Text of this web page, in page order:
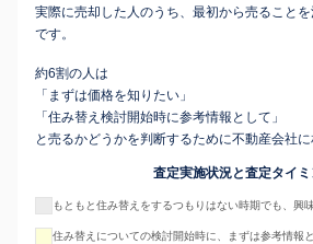
実際に売却した人のうち、最初から売ること
です。
約6割の人は
「まずは価格を知りたい」
「住み替え検討開始時に参考情報として」
と売るかどうかを判断するために不動産会社に
査定実施状況と査定タイ
もともと住み替えをするつもりはない時期でも、興
住み替えについての検討開始時に、まずは参考情報